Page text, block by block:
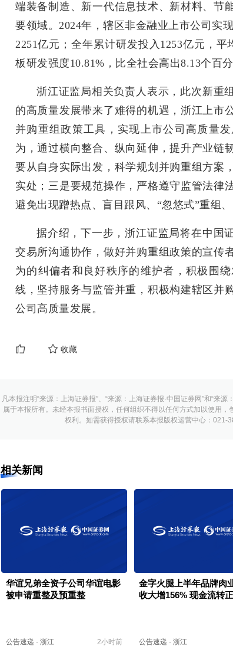
端装备制造、新一代信息技术、新材料、节
要领域。2024年，辖区非金融业上市公司实
2251亿元；全年累计研发投入1253亿元，平
板研发强度10.81%，比全社会高出8.13个百分
浙江证监局相关负责人表示，此次新重
的高质量发展带来了难得的机遇，浙江上市
并购重组政策工具，实现上市公司高质量
为，通过横向整合、纵向延伸，提升产业链
要从自身实际出发，科学规划并购重组方案
实处；三是要规范操作，严格遵守监管法律
避免出现蹭热点、盲目跟风、“忽悠式”重组
据介绍，下一步，浙江证监局将在中国
交易所沟通协作，做好并购重组政策的宣传
为的纠偏者和良好秩序的维护者，积极围
线，坚持服务与监管并重，积极构建辖区并
公司高质量发展。
收藏
凡本报注明“来源：上海证券报”、“来源：上海证券报·中国证券网”和“来
属于本报所有。未经本报书面授权，任何组织不得以任何方式加以使用
权利。如需获得授权请联系本报版权运营中心：021-
相关新闻
华谊兄弟全资子公司华谊电影
被申请重整及预重整
公告速递 · 浙江 2小时前
金字火腿上半年品牌肉
收大增156% 现金流转正
公告速递 · 浙江